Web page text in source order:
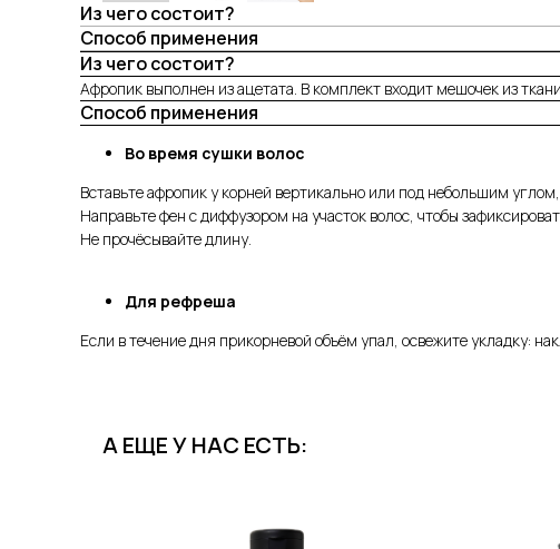
Из чего состоит?
Способ применения
Из чего состоит?
Афропик выполнен из ацетата. В комплект входит мешочек из
Способ применения
Во время сушки волос
Вставьте афропик у корней вертикально или под небольшим
Направьте фен с диффузором на участок волос, чтобы
Не прочёсывайте длину.
Для рефреша
Если в течение дня прикорневой объём упал, освежите укладку:
А ЕЩЕ У НАС ЕСТЬ: